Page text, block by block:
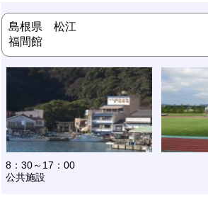
島根県 松江
福間館
8：30～17：00
公共施設